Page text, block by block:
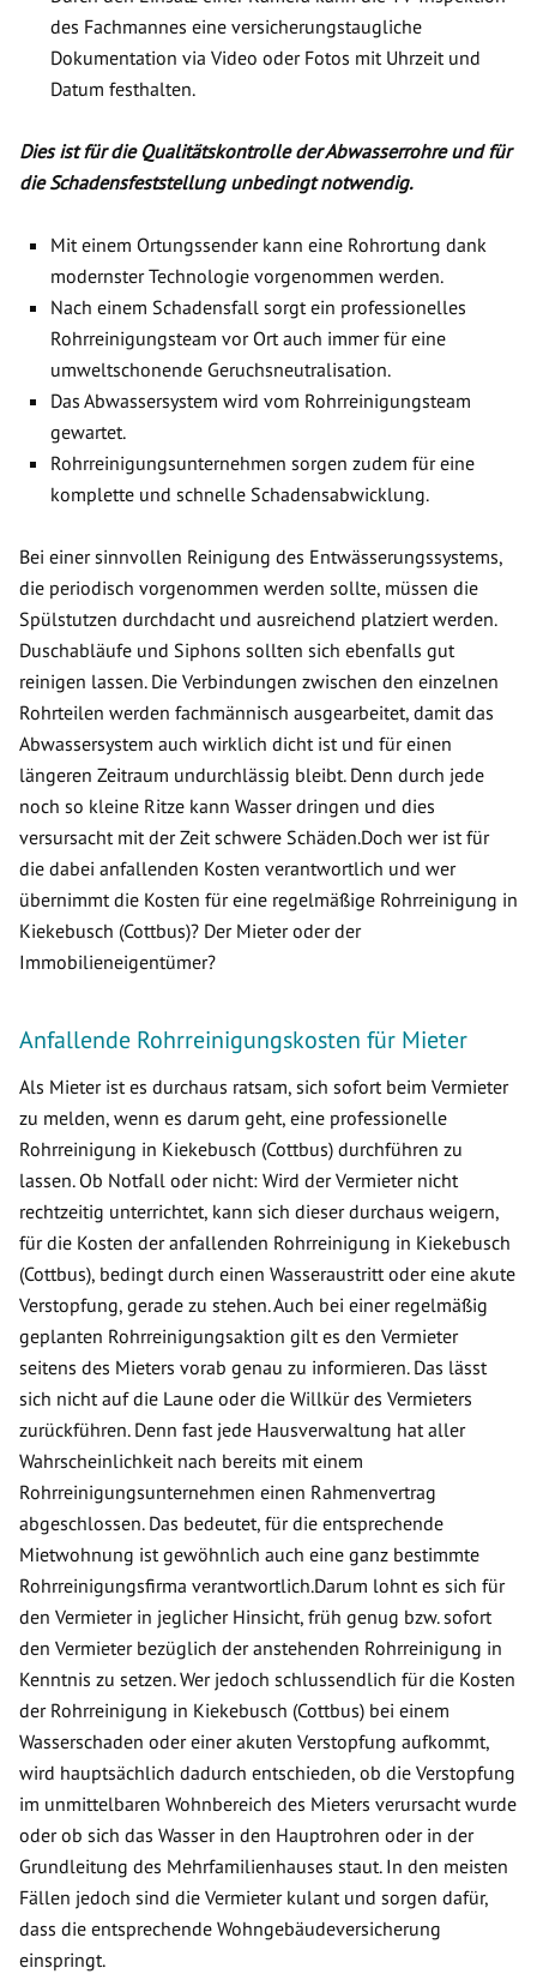
des Fachmannes eine versicherungstaugliche
Dokumentation via Video oder Fotos mit Uhrzeit und
Datum festhalten.
Dies ist für die Qualitätskontrolle der Abwasserrohre und für
die Schadensfeststellung unbedingt notwendig.
Mit einem Ortungssender kann eine Rohrortung dank
modernster Technologie vorgenommen werden.
Nach einem Schadensfall sorgt ein professionelles
Rohrreinigungsteam vor Ort auch immer für eine
umweltschonende Geruchsneutralisation.
Das Abwassersystem wird vom Rohrreinigungsteam
gewartet.
Rohrreinigungsunternehmen sorgen zudem für eine
komplette und schnelle Schadensabwicklung.
Bei einer sinnvollen Reinigung des Entwässerungssystems,
die periodisch vorgenommen werden sollte, müssen die
Spülstutzen durchdacht und ausreichend platziert werden.
Duschabläufe und Siphons sollten sich ebenfalls gut
reinigen lassen. Die Verbindungen zwischen den einzelnen
Rohrteilen werden fachmännisch ausgearbeitet, damit das
Abwassersystem auch wirklich dicht ist und für einen
längeren Zeitraum undurchlässig bleibt. Denn durch jede
noch so kleine Ritze kann Wasser dringen und dies
versursacht mit der Zeit schwere Schäden.Doch wer ist für
die dabei anfallenden Kosten verantwortlich und wer
übernimmt die Kosten für eine regelmäßige Rohrreinigung in
Kiekebusch (Cottbus)? Der Mieter oder der
Immobilieneigentümer?
Anfallende Rohrreinigungskosten für Mieter
Als Mieter ist es durchaus ratsam, sich sofort beim Vermieter
zu melden, wenn es darum geht, eine professionelle
Rohrreinigung in Kiekebusch (Cottbus) durchführen zu
lassen. Ob Notfall oder nicht: Wird der Vermieter nicht
rechtzeitig unterrichtet, kann sich dieser durchaus weigern,
für die Kosten der anfallenden Rohrreinigung in Kiekebusch
(Cottbus), bedingt durch einen Wasseraustritt oder eine akute
Verstopfung, gerade zu stehen. Auch bei einer regelmäßig
geplanten Rohrreinigungsaktion gilt es den Vermieter
seitens des Mieters vorab genau zu informieren. Das lässt
sich nicht auf die Laune oder die Willkür des Vermieters
zurückführen. Denn fast jede Hausverwaltung hat aller
Wahrscheinlichkeit nach bereits mit einem
Rohrreinigungsunternehmen einen Rahmenvertrag
abgeschlossen. Das bedeutet, für die entsprechende
Mietwohnung ist gewöhnlich auch eine ganz bestimmte
Rohrreinigungsfirma verantwortlich.Darum lohnt es sich für
den Vermieter in jeglicher Hinsicht, früh genug bzw. sofort
den Vermieter bezüglich der anstehenden Rohrreinigung in
Kenntnis zu setzen. Wer jedoch schlussendlich für die Kosten
der Rohrreinigung in Kiekebusch (Cottbus) bei einem
Wasserschaden oder einer akuten Verstopfung aufkommt,
wird hauptsächlich dadurch entschieden, ob die Verstopfung
im unmittelbaren Wohnbereich des Mieters verursacht wurde
oder ob sich das Wasser in den Hauptrohren oder in der
Grundleitung des Mehrfamilienhauses staut. In den meisten
Fällen jedoch sind die Vermieter kulant und sorgen dafür,
dass die entsprechende Wohngebäudeversicherung
einspringt.